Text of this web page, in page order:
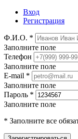
Вход
Регистрация
Ф.И.О. *
Заполните поле
Телефон
Заполните поле
E-mail *
Заполните поле
Пароль *
Заполните поле
* Заполните все